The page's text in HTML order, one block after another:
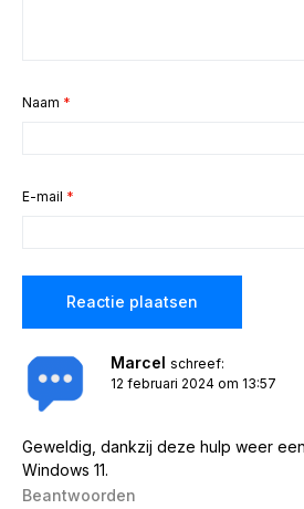
Marcel schreef:
12 februari 2024 om 13:57
Geweldig, dankzij deze hulp weer
Windows 11.
Beantwoorden
Naam *
E-mail *